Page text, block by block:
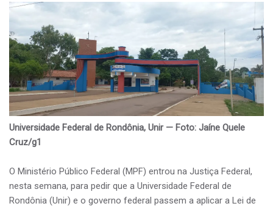
Universidade Federal de Rondônia, Unir — Foto: Jaíne Quele
Cruz/g1
O Ministério Público Federal (MPF) entrou na Justiça Federal,
nesta semana, para pedir que a Universidade Federal de
Rondônia (Unir) e o governo federal passem a aplicar a Lei de